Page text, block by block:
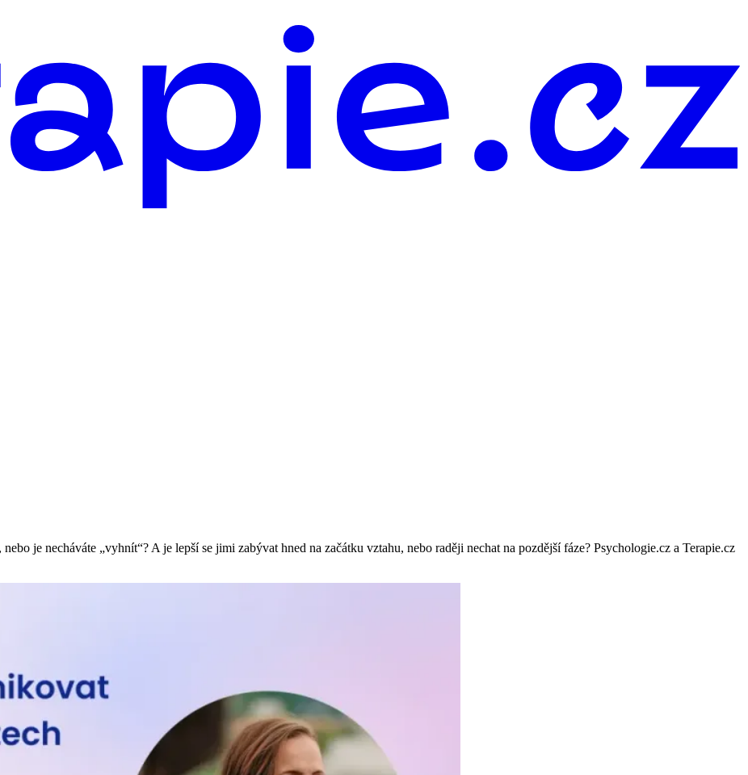
je necháváte „vyhnít“? A je lepší se jimi zabývat hned na začátku vztahu, nebo raději nechat na pozdější fáze? Psychologie.cz a Terapie.cz